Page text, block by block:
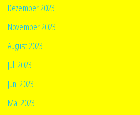
Dezember 2023
November 2023
August 2023
Juli 2023
Juni 2023
Mai 2023